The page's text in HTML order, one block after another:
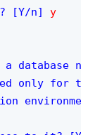
[Y/n] y
a database
only for